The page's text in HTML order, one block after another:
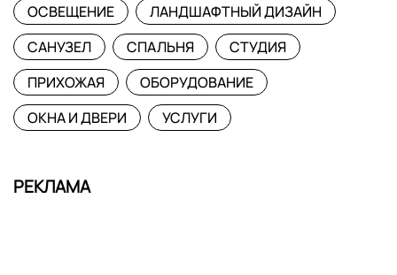
ОСВЕЩЕНИЕ
ЛАНДШАФТНЫЙ ДИЗАЙН
САНУЗЕЛ
СПАЛЬНЯ
СТУДИЯ
ПРИХОЖАЯ
ОБОРУДОВАНИЕ
ОКНА И ДВЕРИ
УСЛУГИ
РЕКЛАМА